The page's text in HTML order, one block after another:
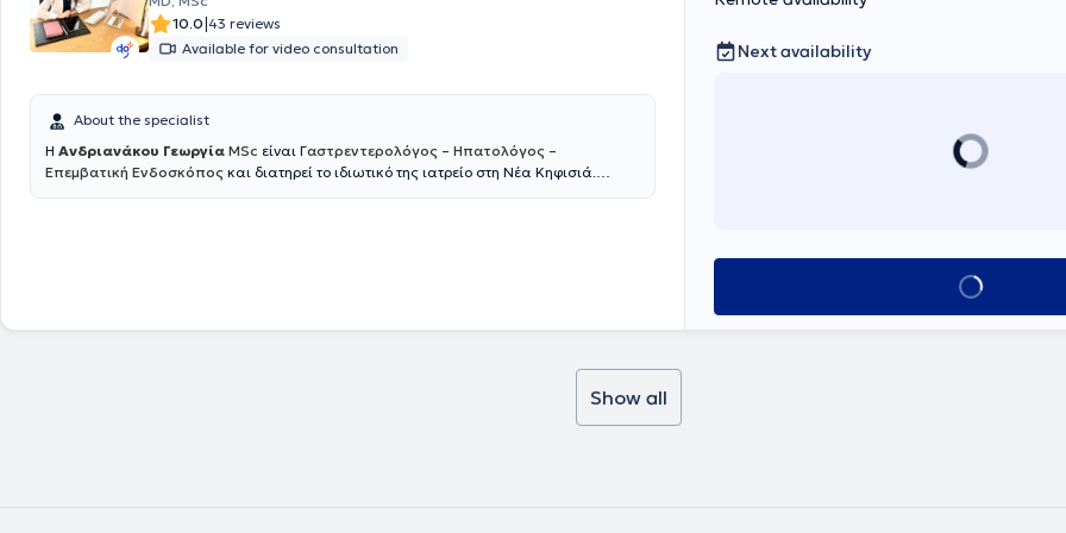
10.0|43 reviews
Available for video consultation
About the specialist
H Ανδριανάκου Γεωργία MSc είναι Γαστρεντερολόγος – Ηπατολόγος –
Επεμβατική Ενδοσκόπος και διατηρεί το ιδιωτικό της ιατρείο στη Νέα Κηφισιά.
Bourgogne και έλαβε τον τίτλο της Γενικής Ιατρικής. Το 2015 ολοκλήρωσε επιτυχώς το
Πανεπιστημίου της Lille και του Πανεπιστημίου Sorbonne - Université Pierre- et-Marie-
Curie του Παρισίου. Το 2018 επέστρεψε στην Ελλάδα και ξεκίνησε την ειδίκευσή της
Next availability
Book
Show all